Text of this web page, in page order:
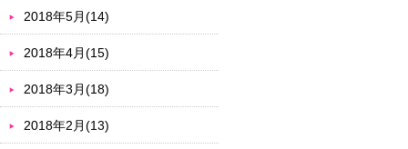
2018年5月(14)
2018年4月(15)
2018年3月(18)
2018年2月(13)